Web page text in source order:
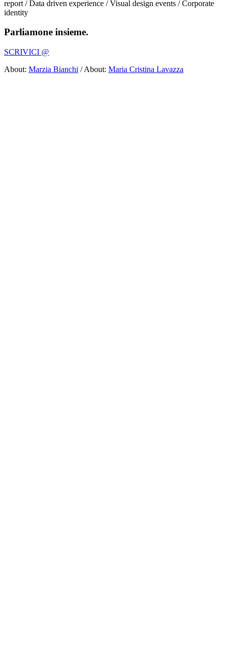
report / Data driven experience / Visual design events / Corporate
identity
Parliamone insieme.
SCRIVICI @
About: Marzia Bianchi / About: Maria Cristina Lavazza